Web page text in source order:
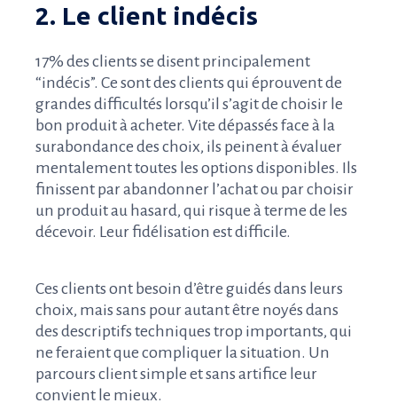
2. Le client indécis
17% des clients se disent principalement
“indécis”. Ce sont des clients qui éprouvent de
grandes difficultés lorsqu’il s’agit de choisir le
bon produit à acheter. Vite dépassés face à la
surabondance des choix, ils peinent à évaluer
mentalement toutes les options disponibles. Ils
finissent par abandonner l’achat ou par choisir
un produit au hasard, qui risque à terme de les
décevoir. Leur fidélisation est difficile.
Ces clients ont besoin d’être guidés dans leurs
choix, mais sans pour autant être noyés dans
des descriptifs techniques trop importants, qui
ne feraient que compliquer la situation. Un
parcours client simple et sans artifice leur
convient le mieux.